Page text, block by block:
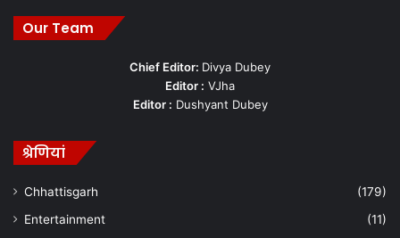
Our Team
Chief Editor: Divya Dubey
Editor : VJha
Editor : Dushyant Dubey
श्रेणियां
Chhattisgarh
(179)
Entertainment
(11)